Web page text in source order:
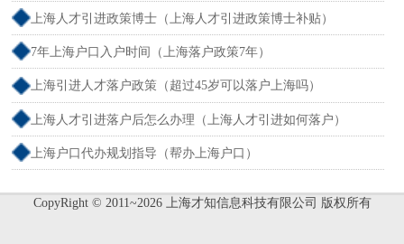
上海人才引进政策博士（上海人才引进政策博士补贴）
7年上海户口入户时间（上海落户政策7年）
上海引进人才落户政策（超过45岁可以落户上海吗）
上海人才引进落户后怎么办理（上海人才引进如何落户）
上海户口代办规划指导（帮办上海户口）
CopyRight © 2011~2026 上海才知信息科技有限公司 版权所有